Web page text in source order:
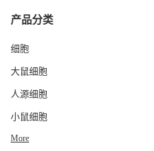
产品分类
细胞
大鼠细胞
人源细胞
小鼠细胞
More